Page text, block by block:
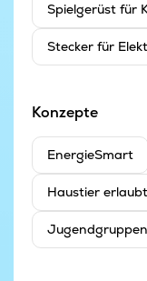
Spielgerüst für
Stecker für
Konzepte
EnergieSmart
Haustier